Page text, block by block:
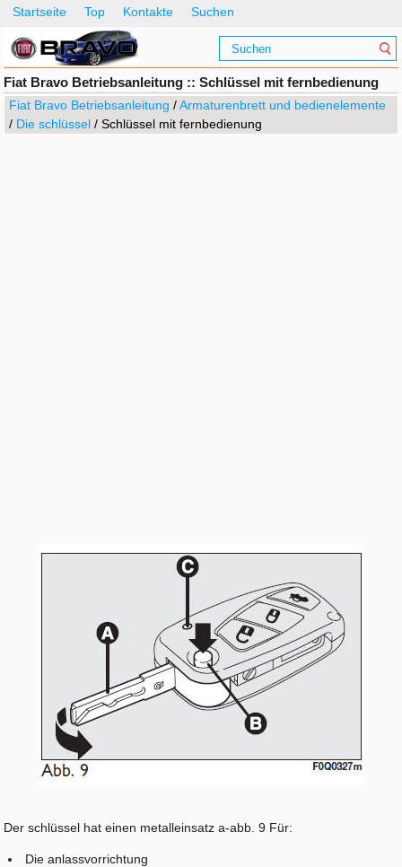
Startseite Top Kontakte Suchen
Fiat Bravo Betriebsanleitung :: Schlüssel mit fernbedienung
Fiat Bravo Betriebsanleitung /Armaturenbrett und bedienelemente
/ Die schlüssel / Schlüssel mit fernbedienung
Der schlüssel hat einen metalleinsatz a-abb. 9 Für:
Die anlassvorrichtung